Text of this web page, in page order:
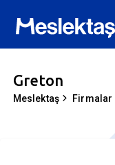
Greton
Meslektaş Firmalar